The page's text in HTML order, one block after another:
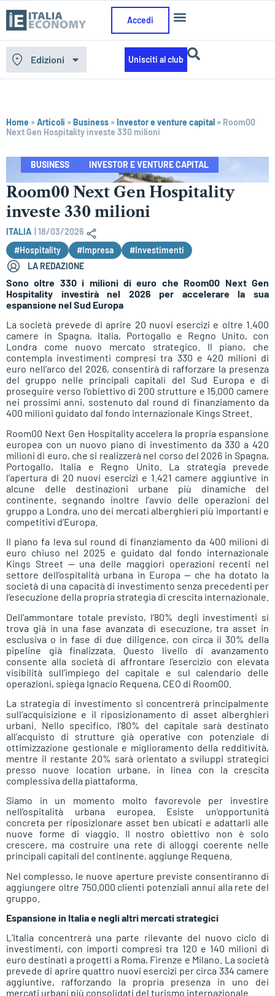
Accedi
Edizioni Unisciti al club
Home »Articoli »Business »Investor e venture capital » Room00
Next Gen Hospitality investe 330 milioni
BUSINESS INVESTOR E VENTURE CAPITAL
Room00 Next Gen Hospitality
investe 330 milioni
ITALIA
18/03/2026
#Hospitality
#Impresa
#Investimenti
LA REDAZIONE
Sono oltre 330 i milioni di euro che Room00 Next Gen
Hospitality investirà nel 2026 per accelerare la sua
espansione nel Sud Europa
La società prevede di aprire 20 nuovi esercizi e oltre 1.400
camere in Spagna, Italia, Portogallo e Regno Unito, con
Londra come nuovo mercato strategico. Il piano, che
contempla investimenti compresi tra 330 e 420 milioni di
euro nell’arco del 2026, consentirà di rafforzare la presenza
del gruppo nelle principali capitali del Sud Europa e di
proseguire verso l’obiettivo di 200 strutture e 15.000 camere
nei prossimi anni, sostenuto dal round di finanziamento da
400 milioni guidato dal fondo internazionale Kings Street.
Room00 Next Gen Hospitality accelera la propria espansione
europea con un nuovo piano di investimento da 330 a 420
milioni di euro, che si realizzerà nel corso del 2026 in Spagna,
Portogallo, Italia e Regno Unito. La strategia prevede
l’apertura di 20 nuovi esercizi e 1.421 camere aggiuntive in
alcune delle destinazioni urbane più dinamiche del
continente, segnando inoltre l’avvio delle operazioni del
gruppo a Londra, uno dei mercati alberghieri più importanti e
competitivi d’Europa.
Il piano fa leva sul round di finanziamento da 400 milioni di
euro chiuso nel 2025 e guidato dal fondo internazionale
Kings Street — una delle maggiori operazioni recenti nel
settore dell’ospitalità urbana in Europa — che ha dotato la
società di una capacità di investimento senza precedenti per
l’esecuzione della propria strategia di crescita internazionale.
Dell’ammontare totale previsto, l’80% degli investimenti si
trova già in una fase avanzata di esecuzione, tra asset in
esclusiva o in fase di due diligence, con circa il 30% della
pipeline già finalizzata. Questo livello di avanzamento
consente alla società di affrontare l’esercizio con elevata
visibilità sull’impiego del capitale e sul calendario delle
operazioni, spiega Ignacio Requena, CEO di Room00.
La strategia di investimento si concentrerà principalmente
sull’acquisizione e il riposizionamento di asset alberghieri
urbani. Nello specifico, l’80% del capitale sarà destinato
all’acquisto di strutture già operative con potenziale di
ottimizzazione gestionale e miglioramento della redditività,
mentre il restante 20% sarà orientato a sviluppi strategici
presso nuove location urbane, in linea con la crescita
complessiva della piattaforma.
Siamo in un momento molto favorevole per investire
nell’ospitalità urbana europea. Esiste un’opportunità
concreta per riposizionare asset ben ubicati e adattarli alle
nuove forme di viaggio. Il nostro obiettivo non è solo
crescere, ma costruire una rete di alloggi coerente nelle
principali capitali del continente, aggiunge Requena.
Nel complesso, le nuove aperture previste consentiranno di
aggiungere oltre 750.000 clienti potenziali annui alla rete del
gruppo.
Espansione in Italia e negli altri mercati strategici
L’Italia concentrerà una parte rilevante del nuovo ciclo di
investimenti, con importi compresi tra 120 e 140 milioni di
euro destinati a progetti a Roma, Firenze e Milano. La società
prevede di aprire quattro nuovi esercizi per circa 334 camere
aggiuntive, rafforzando la propria presenza in uno dei
mercati urbani più consolidati del turismo internazionale.